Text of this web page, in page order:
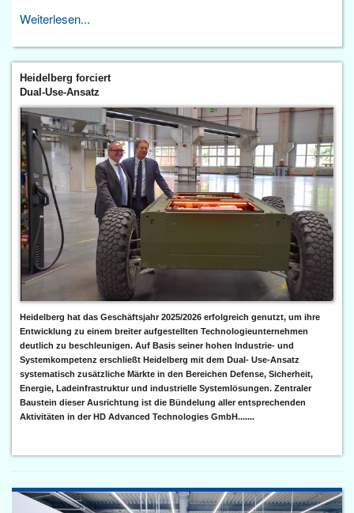
Weiterlesen...
Heidelberg forciert
Dual-Use-Ansatz
Heidelberg hat das Geschäftsjahr 2025/2026 erfolgreich genutzt, um ihre
Entwicklung zu einem breiter aufgestellten Technologieunternehmen
deutlich zu beschleunigen. Auf Basis seiner hohen Industrie- und
Systemkompetenz erschließt Heidelberg mit dem Dual- Use-Ansatz
systematisch zusätzliche Märkte in den Bereichen Defense, Sicherheit,
Energie, Ladeinfrastruktur und industrielle Systemlösungen. Zentraler
Baustein dieser Ausrichtung ist die Bündelung aller entsprechenden
Aktivitäten in der HD Advanced Technologies GmbH.......